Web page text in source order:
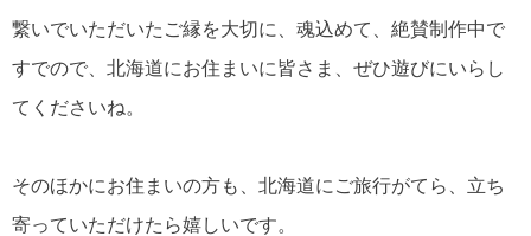
繋いでいただいたご縁を大切に、魂込めて、絶賛制作中で
すでので、北海道にお住まいに皆さま、ぜひ遊びにいらし
てくださいね。
そのほかにお住まいの方も、北海道にご旅行がてら、立ち
寄っていただけたら嬉しいです。